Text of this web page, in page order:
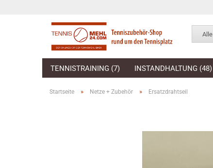
Alle
TENNISTRAINING (7) INSTANDHALTUNG (48)
Startseite » Netze + Zubehör » Ersatzdrahtseil